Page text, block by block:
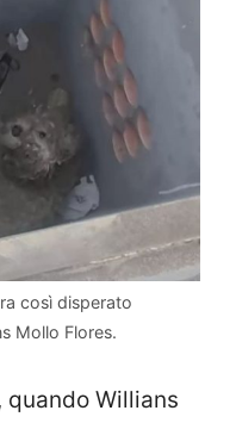
così disperato
Mollo Flores.
quando Willians